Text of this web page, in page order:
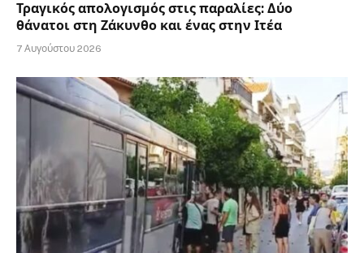
Τραγικός απολογισμός στις παραλίες: Δύο
θάνατοι στη Ζάκυνθο και ένας στην Ιτέα
7 Αυγούστου 2026